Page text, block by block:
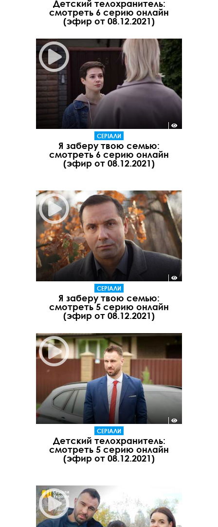
Детский телохранитель:
смотреть 6 серию онлайн
(эфир от 08.12.2021)
СЕРІАЛИ
Я заберу твою семью:
смотреть 6 серию онлайн
(эфир от 08.12.2021)
СЕРІАЛИ
Я заберу твою семью:
смотреть 5 серию онлайн
(эфир от 08.12.2021)
СЕРІАЛИ
Детский телохранитель:
смотреть 5 серию онлайн
(эфир от 08.12.2021)